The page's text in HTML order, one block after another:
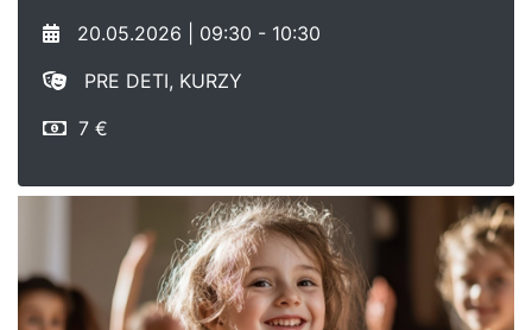
20.05.2026 | 09:30 - 10:30
PRE DETI, KURZY
7 €